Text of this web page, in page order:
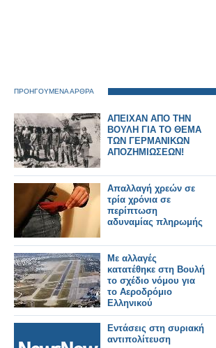
ΠΡΟΗΓΟΥΜΕΝΑ ΑΡΘΡΑ
ΑΠΕΙΧΑΝ ΑΠΟ ΤΗΝ
ΒΟΥΛΗ ΓΙΑ ΤΟ ΘΕΜΑ
ΤΩΝ ΓΕΡΜΑΝΙΚΩΝ
ΑΠΟΖΗΜΙΩΣΕΩΝ!
Απαλλαγή χρεών σε
τρία χρόνια σε
περίπτωση
αδυναμίας πληρωμής
Με αλλαγές
κατατέθηκε στη Βουλή
το σχέδιο νόμου για
το Αεροδρόμιο
Ελληνικού
Εντάσεις στη συριακή
αντιπολίτευση